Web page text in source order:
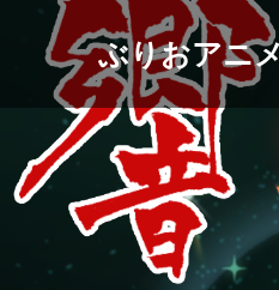
ぶりおアニ